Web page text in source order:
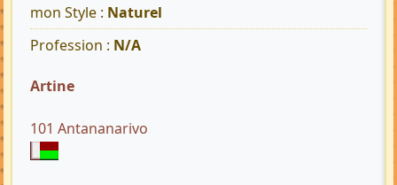
mon Style : Naturel
Profession : N/A
Artine
101 Antananarivo